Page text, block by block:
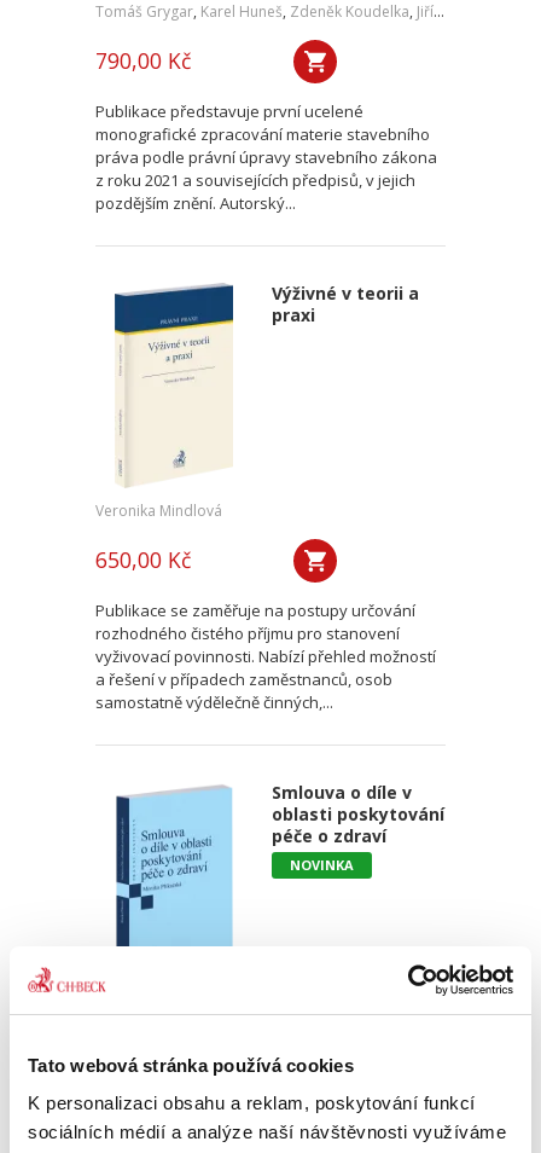
Tato webová stránka používá cookies
K personalizaci obsahu a reklam, poskytování funkcí
sociálních médií a analýze naší návštěvnosti využíváme
Tomáš Grygar, Karel Huneš, Zdeněk Koudelka, Jiří Zicha
790,00 Kč
Publikace představuje první ucelené
monografické zpracování materie stavebního
práva podle právní úpravy stavebního zákona
z roku 2021 a souvisejících předpisů, v jejich
pozdějším znění. Autorský...
Výživné v teorii a
praxi
Veronika Mindlová
650,00 Kč
Publikace se zaměřuje na postupy určování
rozhodného čistého příjmu pro stanovení
vyživovací povinnosti. Nabízí přehled možností
a řešení v případech zaměstnanců, osob
samostatně výdělečně činných,...
Smlouva o díle v
oblasti poskytování
péče o zdraví
NOVINKA
Monika Příkazská
390,00 Kč
Monografie se zaměřuje na právní poměry
mezi pacientem a poskytovatelem zdravotní